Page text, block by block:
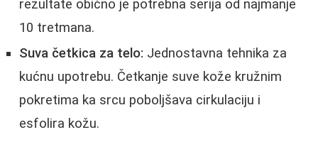
rezultate obično je potrebna serija od najmanje
10 tretmana.
Suva četkica za telo: Jednostavna tehnika za
kućnu upotrebu. Četkanje suve kože kružnim
pokretima ka srcu poboljšava cirkulaciju i
esfolira kožu.